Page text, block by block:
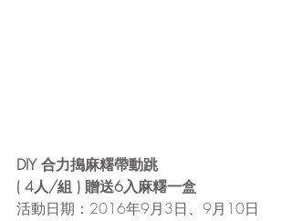
DIY 合力搗麻糬帶動跳
( 4人/組 ) 贈送6入麻糬一盒
活動日期：2016年9月3日、9月10日